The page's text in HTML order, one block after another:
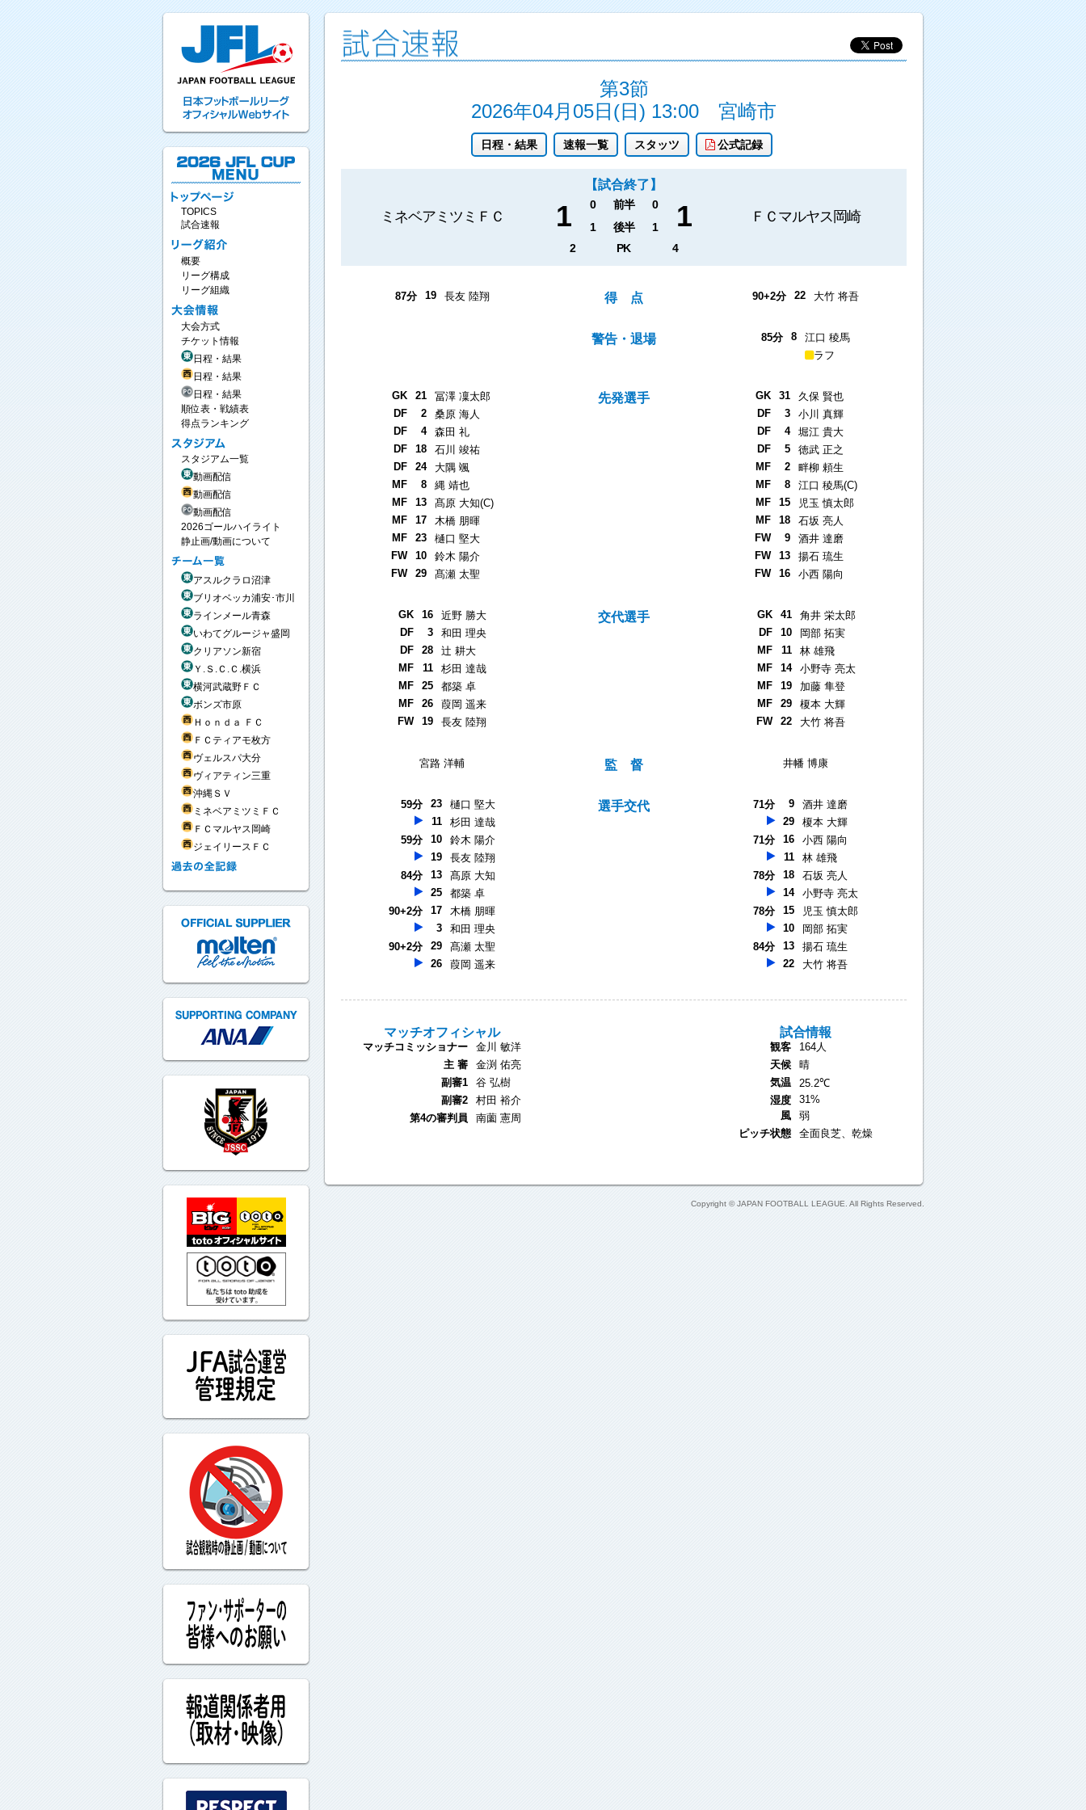
第3節
2026年04月05日(日) 13:00
宮崎市
日程・結果 速報一覧 スタッツ 公式記録
【試合終了】
ミネベアミツミＦＣ 1 0 前半 0 1 ＦＣマルヤス岡崎
1 後半
1
2
PK 4
得 点
87分 19 長友 陸翔 90+2分 22 大竹 将吾
警告・退場 85分 8
江口 稜馬
ラフ
先発選手
GK 21
冨澤 凜太郎
DF
2
桑原 海人
DF
4
森田 礼
DF
18
石川 竣祐
DF
24
大隅 颯
MF
8
縄 靖也
MF
13
髙原 大知(C)
MF
17
木橋 朋暉
MF
23
樋口 堅大
FW
10
鈴木 陽介
FW
29 髙瀬 太聖
GK 31
久保 賢也
DF
3
小川 真輝
DF
4
堀江 貴大
DF
5
徳武 正之
MF
2
畔柳 頼生
MF
8
江口 稜馬(C)
MF
15
児玉 慎太郎
MF
18
石坂 亮人
FW
9
酒井 達磨
FW
13
揚石 琉生
FW
16 小西 陽向
交代選手
GK 16
近野 勝大
DF
3
和田 理央
DF
28
辻 耕大
MF
11
杉田 達哉
MF
25
都築 卓
MF
26
葭岡 遥来
FW
19 長友 陸翔
GK 41
角井 栄太郎
DF
10
岡部 拓実
MF
11
林 雄飛
MF
14
小野寺 亮太
MF
19
加藤 隼登
MF
29
榎本 大輝
FW
22 大竹 将吾
監 督
宮路 洋輔 井幡 博康
選手交代
59分 23
樋口 堅大
11
杉田 達哉
59分
10
鈴木 陽介
19
長友 陸翔
84分
13
髙原 大知
25
都築 卓
90+2分
17
木橋 朋暉
3
和田 理央
90+2分
29
髙瀬 太聖
26
葭岡 遥来
71分 9
酒井 達磨
29
榎本 大輝
71分
16
小西 陽向
11
林 雄飛
78分
18
石坂 亮人
14
小野寺 亮太
78分
15
児玉 慎太郎
10
岡部 拓実
84分
13
揚石 琉生
22
大竹 将吾
マッチオフィシャル
マッチコミッショナー
金川 敏洋
主 審
金渕 佑亮
副審1
谷 弘樹
副審2
村田 裕介
第4の審判員
南薗 憲周
試合情報
観客
164人
天候
晴
気温
25.2℃
湿度
31%
風
弱
ピッチ状態
全面良芝、乾燥
Copyright © JAPAN FOOTBALL LEAGUE. All Rights Reserved.
TOPICS
試合速報
概要
リーグ構成
リーグ組織
大会方式
チケット情報
日程・結果
日程・結果
日程・結果
順位表・戦績表
得点ランキング
スタジアム一覧
動画配信
動画配信
動画配信
2026ゴールハイライト
静止画/動画について
アスルクラロ沼津
ブリオベッカ浦安･市川
ラインメール青森
いわてグルージャ盛岡
クリアソン新宿
Ｙ.Ｓ.Ｃ.Ｃ.横浜
横河武蔵野ＦＣ
ボンズ市原
Ｈｏｎｄａ ＦＣ
ＦＣティアモ枚方
ヴェルスパ大分
ヴィアティン三重
沖縄ＳＶ
ミネベアミツミＦＣ
ＦＣマルヤス岡崎
ジェイリースＦＣ